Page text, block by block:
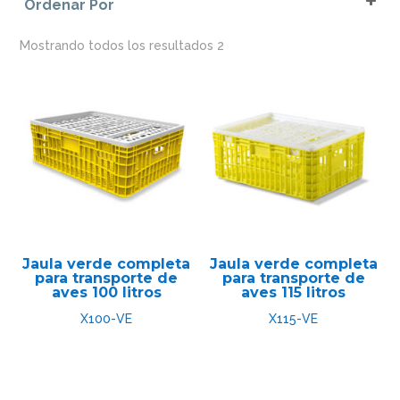
Ordenar Por
Mostrando todos los resultados 2
Jaula verde completa
para transporte de
aves 100 litros
X100-VE
Jaula verde completa
para transporte de
aves 115 litros
X115-VE